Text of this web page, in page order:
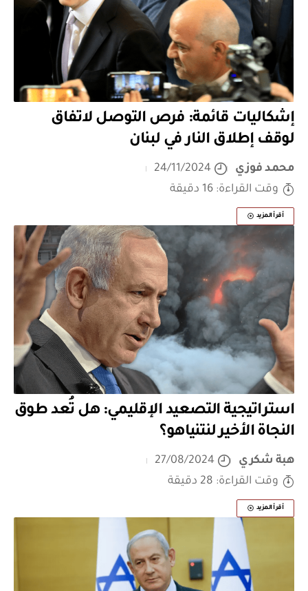
إشكاليات قائمة: فرص التوصل لاتفاق
لوقف إطلاق النار في لبنان
محمد فوزي
24/11/2024
وقت القراءة: 16 دقيقة
أقرأ المزيد
استراتيجية التصعيد الإقليمي: هل تُعد طوق
النجاة الأخير لنتنياهو؟
هبة شكري
27/08/2024
وقت القراءة: 28 دقيقة
أقرأ المزيد